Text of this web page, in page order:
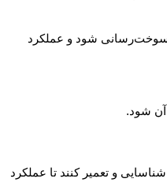
شود و عملکرد
شود.
و تعمیر کنند تا عملکرد